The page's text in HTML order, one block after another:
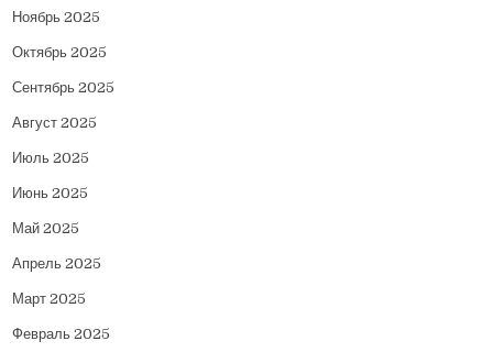
Ноябрь 2025
Октябрь 2025
Сентябрь 2025
Август 2025
Июль 2025
Июнь 2025
Май 2025
Апрель 2025
Март 2025
Февраль 2025